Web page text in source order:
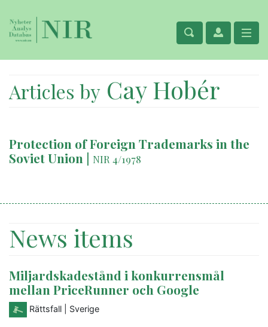
Articles by Cay Hobér
Protection of Foreign Trademarks in the
Soviet Union | NIR 4/1978
News items
Miljardskadestånd i konkurrensmål
mellan PriceRunner och Google
Rättsfall | Sverige